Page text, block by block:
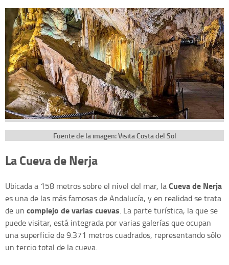
Fuente de la imagen: Visita Costa del Sol
La Cueva de Nerja
Ubicada a 158 metros sobre el nivel del mar, laCueva de Nerja
es una de las más famosas de Andalucía, y en realidad se trata
de un complejo de varias cuevas. La parte turística, la que se
puede visitar, está integrada por varias galerías que ocupan
una superficie de 9.371 metros cuadrados, representando sólo
un tercio total de la cueva.